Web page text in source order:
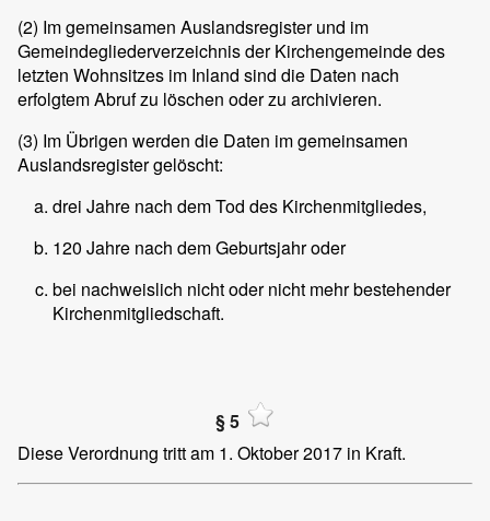
(2) Im gemeinsamen Auslandsregister und im
Gemeindegliederverzeichnis der Kirchengemeinde des
letzten Wohnsitzes im Inland sind die Daten nach
erfolgtem Abruf zu löschen oder zu archivieren.
(3) Im Übrigen werden die Daten im gemeinsamen
Auslandsregister gelöscht:
drei Jahre nach dem Tod des Kirchenmitgliedes,
120 Jahre nach dem Geburtsjahr oder
bei nachweislich nicht oder nicht mehr bestehender
Kirchenmitgliedschaft.
§ 5
Diese Verordnung tritt am 1. Oktober 2017 in Kraft.